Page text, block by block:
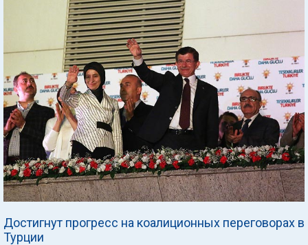
Достигнут прогресс на коалиционных переговорах в
Турции